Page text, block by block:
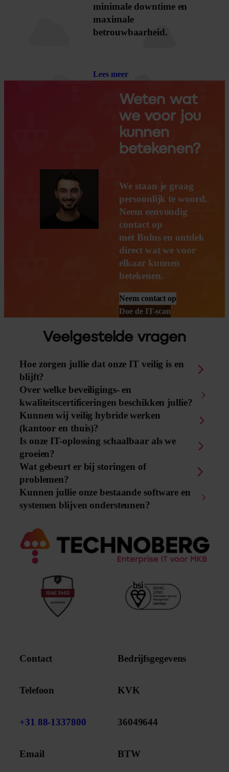
minimale downtime en
maximale
betrouwbaarheid.
Lees meer
Weten wat
we voor jou
kunnen
betekenen?
We staan je graag
persoonlijk te woord.
Neem eenvoudig
contact op
met Bulus en ontdek
direct wat we voor
elkaar kunnen
betekenen.
Neem contact op
Doe de IT-scan
Veelgestelde vragen
Hoe zorgen jullie dat onze IT veilig is en
blijft?
Over welke beveiligings- en
kwaliteitscertificeringen beschikken jullie?
Kunnen wij veilig hybride werken
(kantoor en thuis)?
Is onze IT-oplossing schaalbaar als we
groeien?
Wat gebeurt er bij storingen of
problemen?
Kunnen jullie onze bestaande software en
systemen blijven ondersteunen?
Contact
Telefoon
+31 88-1337800
Email
Bedrijfsgegevens
KVK
36049644
BTW